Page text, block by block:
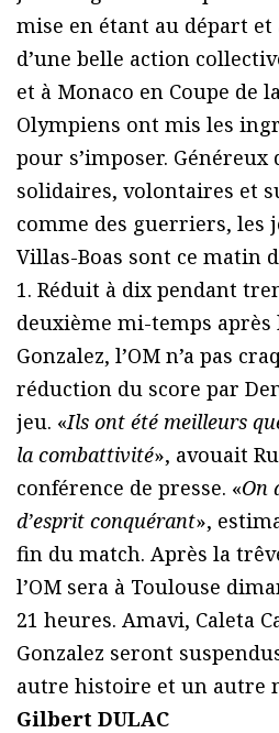
mise en étant au départ
d’une belle action
et à Monaco en Coupe de
Olympiens ont mis les
pour s’imposer. Généreux
solidaires, volontaires et
comme des guerriers, les
Villas-Boas sont ce matin
1. Réduit à dix pendant
deuxième mi-temps après
Gonzalez, l’OM n’a pas
réduction du score par
jeu. «Ils ont été meilleurs
la combattivité», avouait
conférence de presse. «On
d’esprit conquérant»,
fin du match. Après la
l’OM sera à Toulouse
21 heures. Amavi, Caleta
Gonzalez seront
autre histoire et un autre
Gilbert DULAC